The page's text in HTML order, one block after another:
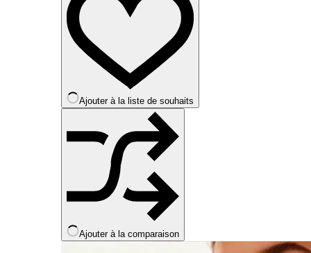
options
peuvent
être
choisies
sur
page
du
produit
Ajouter à la liste de souhaits
Ajouter à la comparaison